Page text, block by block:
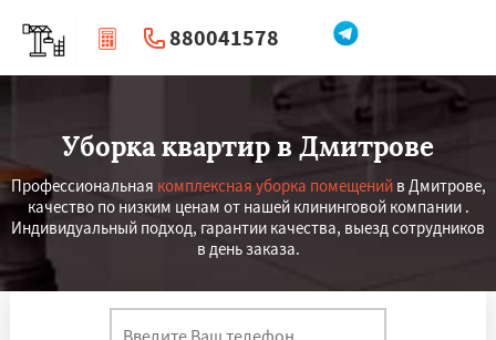
880041578
| Перезвоните мне
Уборка квартир в Дмитрове
Профессиональная комплексная уборка помещенийв Дмитрове,
качество по низким ценам от нашей клининговой компании .
Индивидуальный подход, гарантии качества, выезд сотрудников
в день заказа.